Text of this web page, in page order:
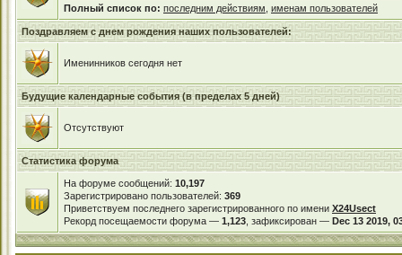
Полный список по: последним действиям именам пользователей
Поздравляем с днем рождения наших пользователей:
Именинников сегодня нет
Будущие календарные события (в пределах 5 дней)
Отсутствуют
Статистика форума
На форуме сообщений: 10,197
Зарегистрировано пользователей: 369
Приветствуем последнего зарегистрированного по имени X24Usect
Рекорд посещаемости форума — 1,123 , зафиксирован — Dec 13 2019,